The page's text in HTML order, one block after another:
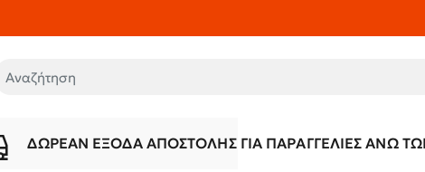
Αναζήτηση
ΔΩΡΕΆΝ ΈΞΟΔΑ ΑΠΟΣΤΟΛΉΣ ΓΙΑ ΠΑΡΑΓΓΕΛΊΕΣ ΆΝΩ